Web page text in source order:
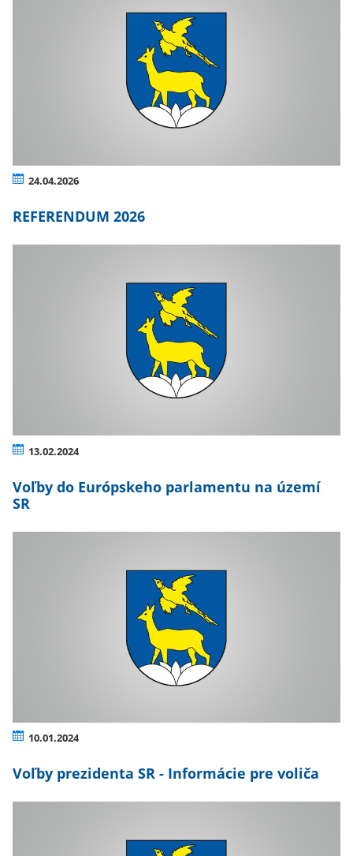
24.04.2026
REFERENDUM 2026
13.02.2024
Voľby do Európskeho parlamentu na území
SR
10.01.2024
Voľby prezidenta SR - Informácie pre voliča